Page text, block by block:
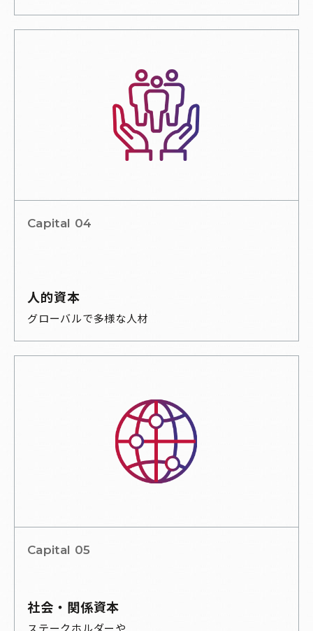
Capital 04
人的資本
グローバルで多様な人材
Capital 05
社会・関係資本
ステークホルダーや